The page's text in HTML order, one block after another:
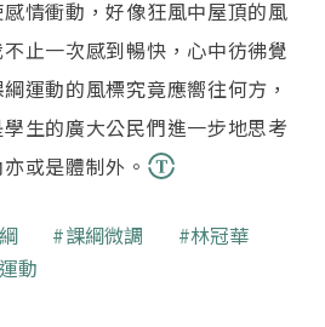
感情衝動，好像狂風中屋頂的風
止一次感到暢快，心中彷彿覺
運動的風標究竟應嚮往何方，
生的廣大公民們進一步地思考
或是體制外。
課綱微調
林冠華
動